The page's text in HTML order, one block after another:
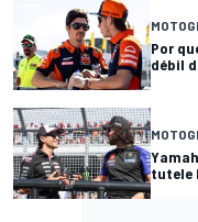
Por
débil
tutele